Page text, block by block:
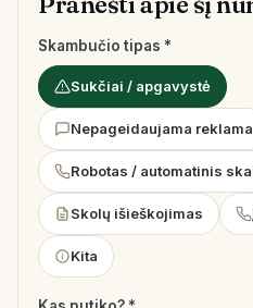
Skambučio tipas *
Sukčiai / apgavystė
Nepageidaujama reklama
Robotas / automatinis
Skolų išieškojimas
Kita